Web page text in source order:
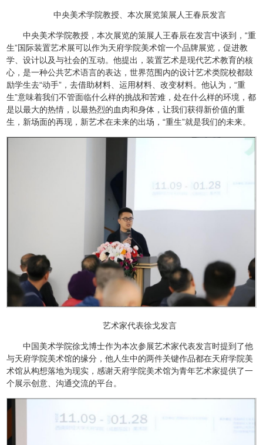
中央美术学院教授、本次展览策展人王春辰发言
中央美术学院教授，本次展览的策展人王春辰在发言中谈到，“重
生”国际装置艺术展可以作为天府学院美术馆一个品牌展览，促进教
学、设计以及与社会的互动。他提出，装置艺术是现代艺术教育的核
心，是一种公共艺术语言的表达，世界范围内的设计艺术类院校都鼓
励学生去“动手”，去借助材料、运用材料、改变材料。他认为，“重
生”意味着我们不管面临什么样的挑战和苦难，处在什么样的环境，都
是以最大的热情，以最热烈的血肉和身体，让我们获得新价值的重
生，新场面的再现，新艺术在未来的出场，“重生”就是我们的未来。
艺术家代表徐戈发言
中国美术学院徐戈博士作为本次参展艺术家代表发言时提到了他
与天府学院美术馆的缘分，他人生中的两件关键作品都在天府学院美
术馆从构想落地为现实，感谢天府学院美术馆为青年艺术家提供了一
个展示创意、沟通交流的平台。